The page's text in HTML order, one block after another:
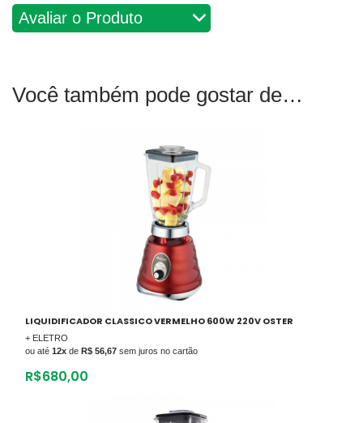
Avaliações
Você também pode gostar de
LIQUIDIFICADOR CLASSICO VERMELHO 600W 220V OSTER
+ ELETRO
ou até 12x de R$ 56,67 sem juros no cartão
R$680,00